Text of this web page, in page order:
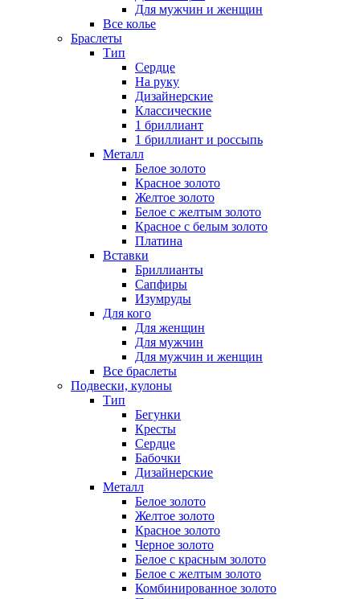
Для мужчин и женщин
Все колье
Браслеты
Тип
Сердце
На руку
Дизайнерские
Классические
1 бриллиант
1 бриллиант и россыпь
Металл
Белое золото
Красное золото
Желтое золото
Белое с желтым золото
Красное с белым золото
Платина
Вставки
Бриллианты
Сапфиры
Изумруды
Для кого
Для женщин
Для мужчин
Для мужчин и женщин
Все браслеты
Подвески, кулоны
Тип
Бегунки
Кресты
Сердце
Бабочки
Дизайнерские
Металл
Белое золото
Желтое золото
Красное золото
Черное золото
Белое с красным золото
Белое с желтым золото
Комбинированное золото